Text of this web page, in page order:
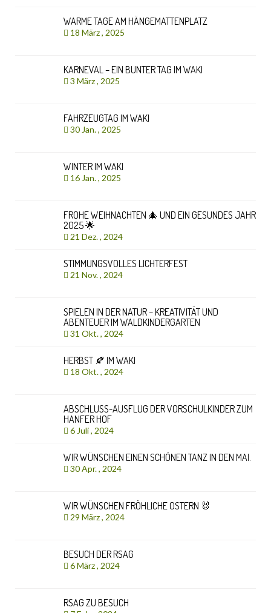
WARME TAGE AM HÄNGEMATTENPLATZ
18 März , 2025
KARNEVAL – EIN BUNTER TAG IM WAKI
3 März , 2025
FAHRZEUGTAG IM WAKI
30 Jan. , 2025
WINTER IM WAKI
16 Jan. , 2025
FROHE WEIHNACHTEN 🎄 UND EIN GESUNDES JAHR
2025 🌟
21 Dez. , 2024
STIMMUNGSVOLLES LICHTERFEST
21 Nov. , 2024
SPIELEN IN DER NATUR – KREATIVITÄT UND
ABENTEUER IM WALDKINDERGARTEN
31 Okt. , 2024
HERBST 🍂 IM WAKI
18 Okt. , 2024
ABSCHLUSS-AUSFLUG DER VORSCHULKINDER ZUM
HANFER HOF
6 Juli , 2024
WIR WÜNSCHEN EINEN SCHÖNEN TANZ IN DEN MAI.
30 Apr. , 2024
WIR WÜNSCHEN FRÖHLICHE OSTERN 🐰
29 März , 2024
BESUCH DER RSAG
6 März , 2024
RSAG ZU BESUCH